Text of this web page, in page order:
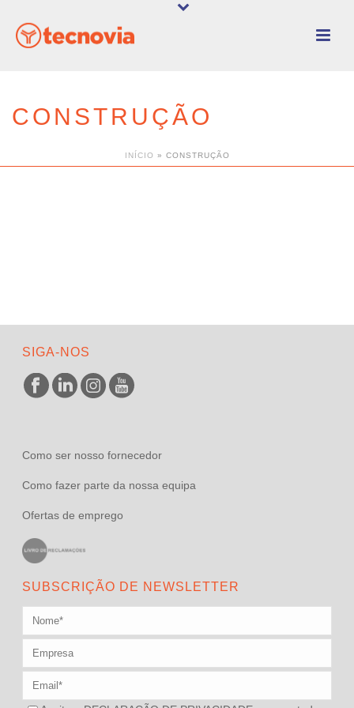
CONSTRUÇÃO
INÍCIO » CONSTRUÇÃO
SIGA-NOS
Como ser nosso fornecedor
Como fazer parte da nossa equipa
Ofertas de emprego
SUBSCRIÇÃO DE NEWSLETTER